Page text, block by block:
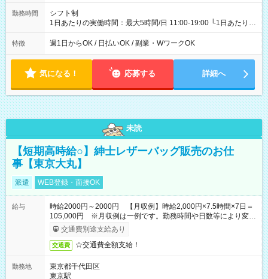
勤務時間
シフト制
1日あたりの実働時間：最大5時間/日 11:00-19:00 └1日あたりの
実働時間：1-5時間 └上記の時間帯内であれば、いつでも勤務可
能！ └平日・土曜日の中で、お好きな曜日でご勤務いただけま
18:00 などのように、自由な働き方が可能なお仕事です！
特徴 週1日からOK / 日払いOK / 副業・WワークOK
気になる！ 応募する 詳細へ
未読
【短期高時給○】紳士レザーバッグ販売のお仕
事【東京大丸】
派遣 WEB登録・面接OK
給与
時給2000円～2000円 【月収例】時給2,000円×7.5時間×7日＝
105,000円 ※月収例は一例です。勤務時間や日数等により変動
いたします。
交通費別途支給あり
交通費 ☆交通費全額支給！
勤務地
東京都千代田区
東京駅